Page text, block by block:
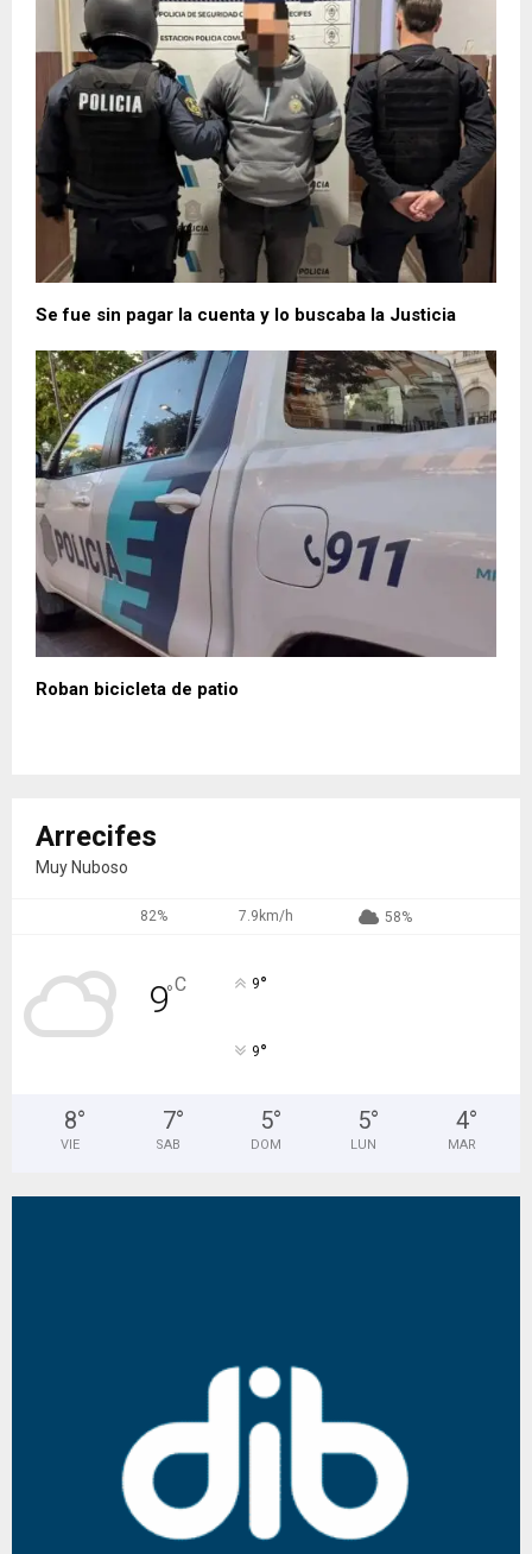
Se fue sin pagar la cuenta y lo buscaba la Justicia
Roban bicicleta de patio
Arrecifes
Muy Nuboso
82% 7.9km/h 58%
9°C 9°
9°
8°
VIE
7°
SAB
5°
DOM
5°
LUN
4°
MAR